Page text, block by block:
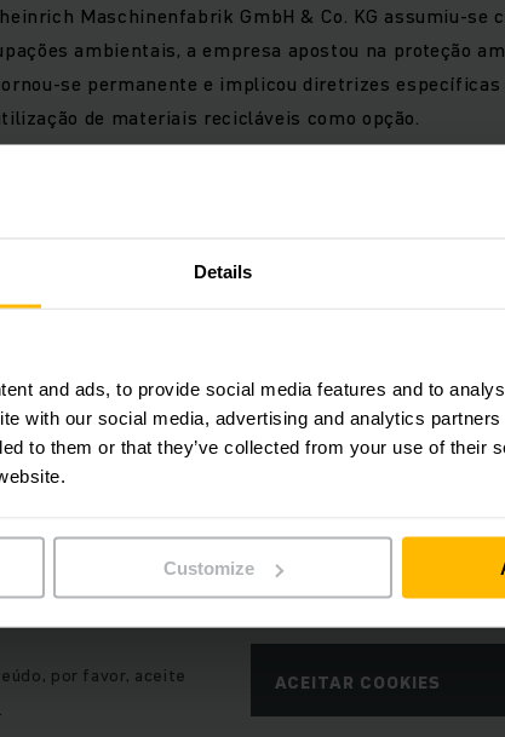
Details
and ads, to provide social media features and to
with our social media, advertising and analytics
to them or that they’ve collected from your use of their
Customize
Maschinenfabrik GmbH & Co. KG assumiu-se
ambientais, a empresa apostou na proteção
se permanente e implicou diretrizes específicas
de materiais recicláveis como opção.
- em filme
incorporado solicitamos o seu
exibir a imagem devido às suas
atuais.
por favor, aceite
ACEITAR COOKIES